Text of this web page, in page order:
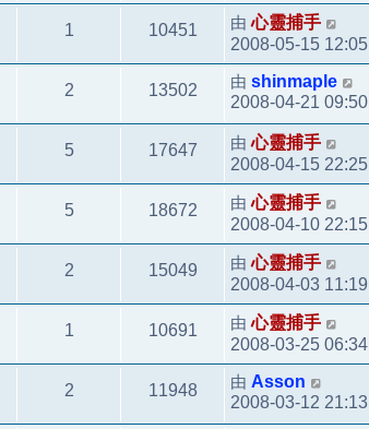
1 10451 由心靈捕手
2008-05-15 12:05
2 13502 由 shinmaple
2008-04-21 09:50
5 17647 由心靈捕手
2008-04-15 22:25
5 18672 由心靈捕手
2008-04-10 22:15
2 15049 由心靈捕手
2008-04-03 11:19
1 10691 由心靈捕手
2008-03-25 06:34
2 11948 由 Asson
2008-03-12 21:13